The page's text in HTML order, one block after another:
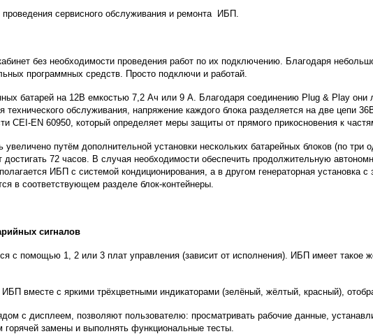
сервисного обслуживания и ремонта ИБП.
без необходимости проведения работ по их подключению. Благодаря
программных средств. Просто подключи и работай.
батарей на 12В емкостью 7,2 Ач или 9 А. Благодаря соединению Plug & Play
технического обслуживания, напряжение каждого блока разделяется на две цепи
CEI-EN 60950, который определяет меры защиты от прямого прикосновения к
путём дополнительной установки нескольких батарейных блоков (по
72 часов. В случая необходимости обеспечить продолжительную
ИБП с системой кондиционирования, а в другом генераторная установка
в соответствующем разделе блок-контейнеры.
сигналов
с помощью 1, 2 или 3 плат управления (зависит от исполнения). ИБП имеет такое
вместе с яркими трёхцветными индикаторами (зелёный, жёлтый, красный),
с дисплеем, позволяют пользователю: просматривать рабочие данные,
замены и выполнять функциональные тесты.